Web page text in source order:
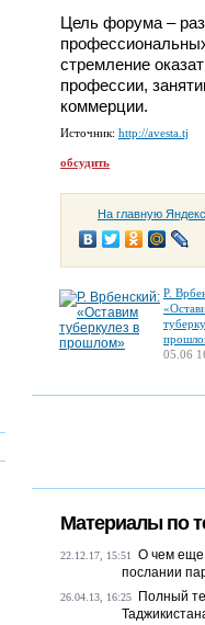
Цель форума –
стремление
профессии,
коммерции.
Источник: http://avesta.tj
обсудить
На главную
Р.
05.06
Материалы по
22.12.17, 15:51
О чем еще
послании
26.04.13, 16:25
Полный